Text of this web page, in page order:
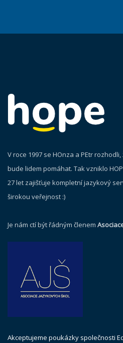
V roce 1997 se HOnza a PEtr
bude lidem pomáhat. Tak vzniklo
27 let zajišťuje kompletní jazykový
širokou veřejnost :)
Je nám ctí být řádným členem
Akceptujeme poukázky společnosti